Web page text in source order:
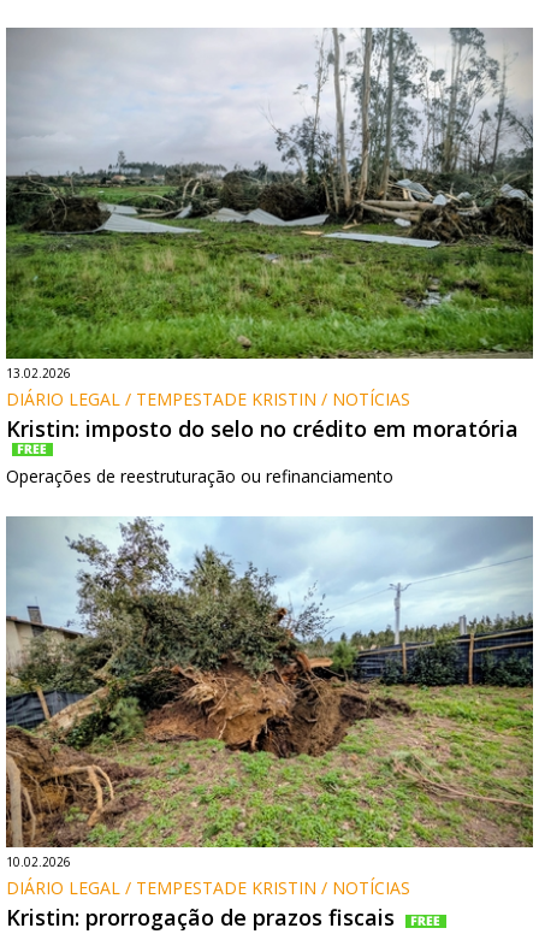
13.02.2026
DIÁRIO LEGAL / TEMPESTADE KRISTIN / NOTÍCIAS
Kristin: imposto do selo no crédito em moratória
Operações de reestruturação ou refinanciamento
10.02.2026
DIÁRIO LEGAL / TEMPESTADE KRISTIN / NOTÍCIAS
Kristin: prorrogação de prazos fiscais